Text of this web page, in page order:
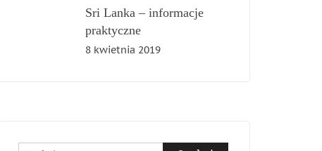
Sri Lanka – informacje
praktyczne
8 kwietnia 2019